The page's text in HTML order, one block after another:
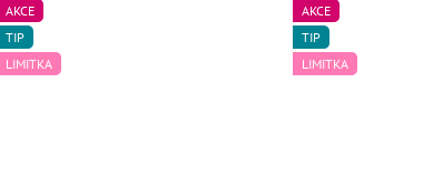
AKCE
TIP
LIMITKA
AKCE
TIP
LIMITKA